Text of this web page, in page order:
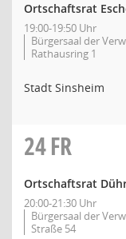
Ortschaftsrat
19:00-19:50 Uhr
Bürgersaal der
Rathausring 1
Stadt Sinsheim
24FR
Ortschaftsrat
20:00-21:30 Uhr
Bürgersaal der
Straße 54